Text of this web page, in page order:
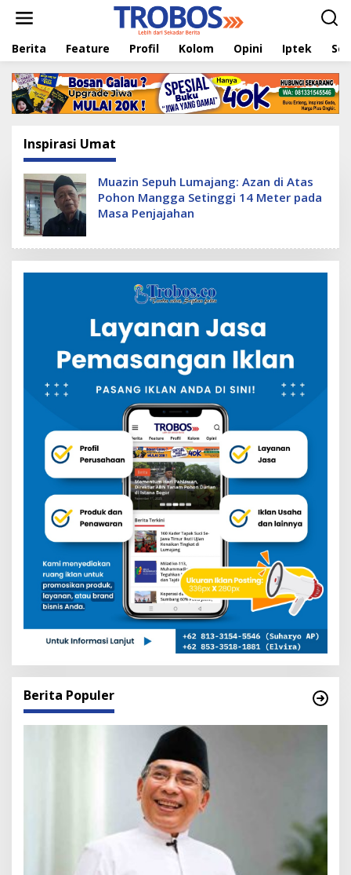
t
Berita Feature Profil Kolom Opini Iptek
Inspirasi Umat
Muazin Sepuh Lumajang: Azan di Atas
Pohon Mangga Setinggi 14 Meter pada
Masa Penjajahan
Berita Populer